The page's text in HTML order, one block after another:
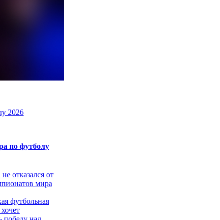
2026
по футболу
отказался от
мира
футбольная